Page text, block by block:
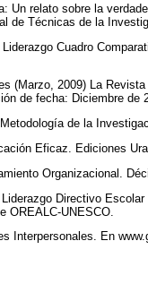
Un relato sobre la
de Técnicas de la
Cuadro
(Marzo, 2009) La
de fecha: Diciembre de
de la
Eficaz. Ediciones
Organizacional.
Directivo
OREALC-UNESCO.
Interpersonales. En